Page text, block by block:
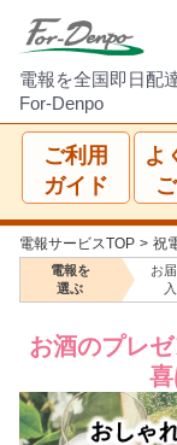
電報を全国即日配
For-Denpo
ご利用
ガイド
よ
電報サービスTOP > 祝
電報を
選ぶ
お
お酒のプレ